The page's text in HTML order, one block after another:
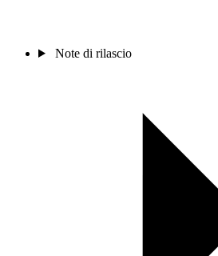
Note di rilascio